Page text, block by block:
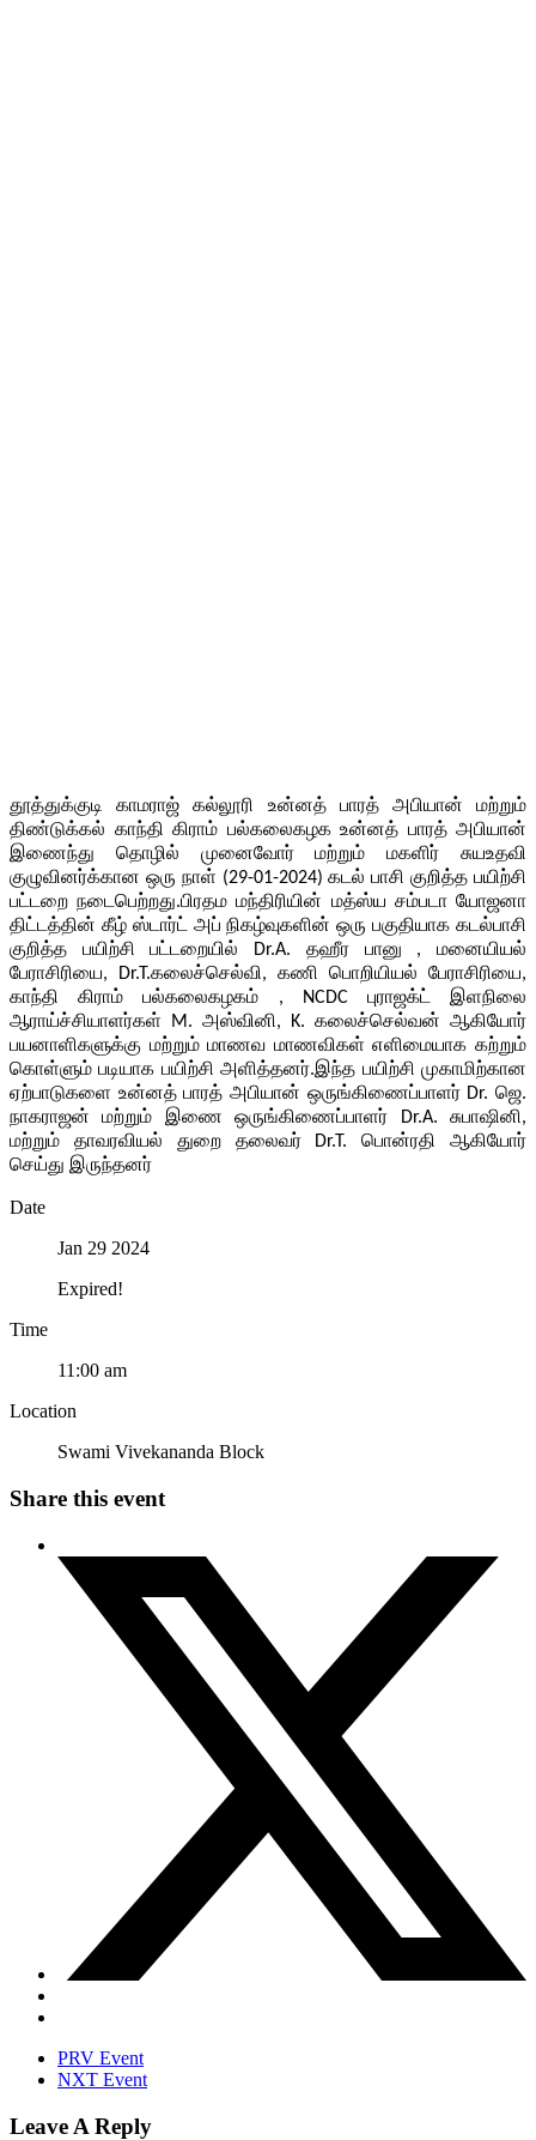
தூத்துக்குடி காமராஜ் கல்லூரி உன்னத் பாரத் அபியான் மற்றும்
திண்டுக்கல் காந்தி கிராம் பல்கலைகழக உன்னத் பாரத் அபியான்
இணைந்து தொழில் முனைவோர் மற்றும் மகளிர் சுயஉதவி
குழுவினர்க்கான ஒரு நாள் (29-01-2024) கடல் பாசி குறித்த பயிற்சி
பட்டறை நடைபெற்றது.பிரதம மந்திரியின் மத்ஸ்ய சம்படா யோஜனா
திட்டத்தின் கீழ் ஸ்டார்ட் அப் நிகழ்வுகளின் ஒரு பகுதியாக கடல்பாசி
குறித்த பயிற்சி பட்டறையில் Dr.A. தஹீர பானு , மனையியல்
பேராசிரியை, Dr.T.கலைச்செல்வி, கணி பொறியியல் பேராசிரியை,
காந்தி கிராம் பல்கலைகழகம் , NCDC புராஜக்ட் இளநிலை
ஆராய்ச்சியாளர்கள் M. அஸ்வினி, K. கலைச்செல்வன் ஆகியோர்
பயனாளிகளுக்கு மற்றும் மாணவ மாணவிகள் எளிமையாக கற்றும்
கொள்ளும் படியாக பயிற்சி அளித்தனர்.இந்த பயிற்சி முகாமிற்கான
ஏற்பாடுகளை உன்னத் பாரத் அபியான் ஒருங்கிணைப்பாளர் Dr. ஜெ.
நாகராஜன் மற்றும் இணை ஒருங்கிணைப்பாளர் Dr.A. சுபாஷினி,
மற்றும் தாவரவியல் துறை தலைவர் Dr.T. பொன்ரதி ஆகியோர்
செய்து இருந்தனர்
Date
Jan 29 2024
Expired!
Time
11:00 am
Location
Swami Vivekananda Block
Share this event
PRV Event
NXT Event
Leave A Reply